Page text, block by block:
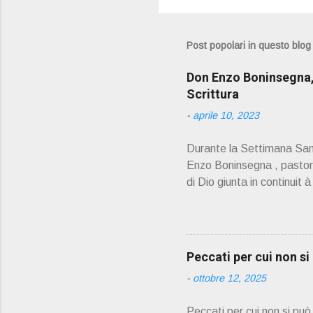
Post popolari in questo blog
Don Enzo
Scrittura
- aprile 10, 2023
Durante la Settimana
Enzo Boninsegna ,
di Dio giunta in continuit
scelto come
PRESENTAZIONE" D
045 8201679 – Cell.
prete, ho letto un
Peccati per cui non
- ottobre 12, 2025